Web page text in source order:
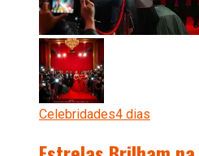
Celebridades4 dias